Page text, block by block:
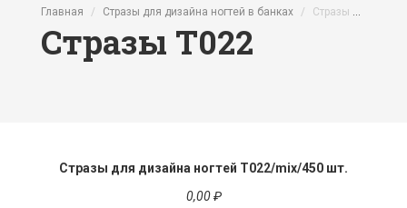
Главная Стразы для дизайна ногтей в банках Стразы T022
Стразы T022
Стразы для дизайна ногтей T022/mix/450 шт.
0,00 ₽